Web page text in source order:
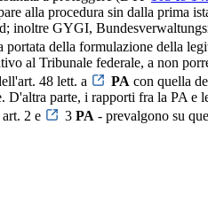
alla procedura sin dalla prima
inoltre GYGI,
della formulazione della
al Tribunale federale, a non
48 lett. a PA con quella
parte, i rapporti fra la PA e
2 e 3 PA - prevalgono su